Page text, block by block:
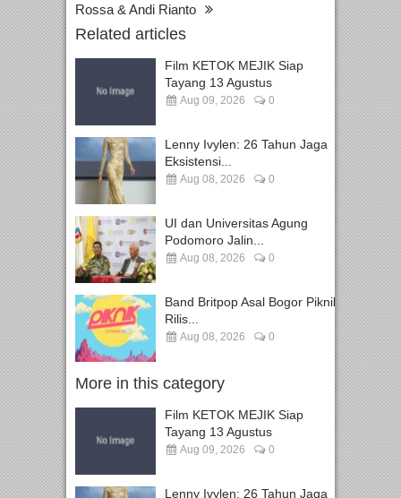
Rossa & Andi Rianto
Related articles
Film KETOK MEJIK Siap
Tayang 13 Agustus
Aug 09, 2026 0
Lenny Ivylen: 26 Tahun Jaga
Eksistensi...
Aug 08, 2026 0
UI dan Universitas Agung
Podomoro Jalin...
Aug 08, 2026 0
Band Britpop Asal Bogor Piknik
Rilis...
Aug 08, 2026 0
More in this category
Film KETOK MEJIK Siap
Tayang 13 Agustus
Aug 09, 2026 0
Lenny Ivylen: 26 Tahun Jaga